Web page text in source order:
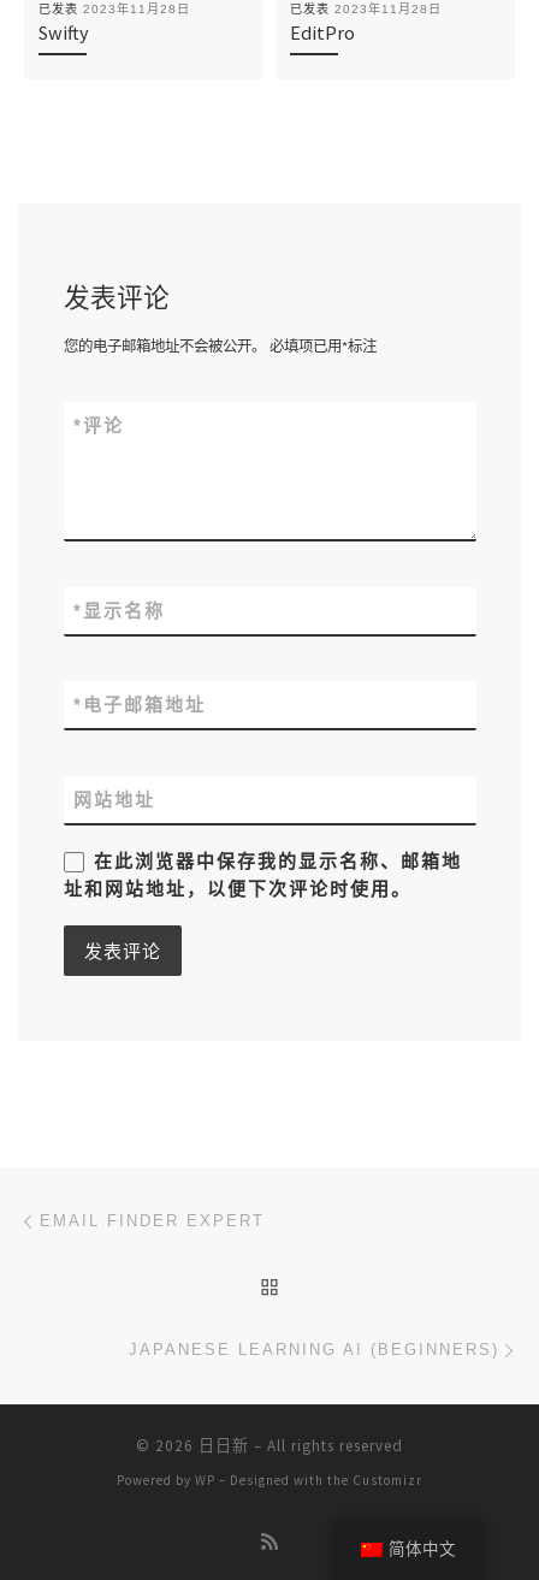
已发表 2023年11月28日
Swifty
已发表 2023年11月28日
EditPro
发表评论
您的电子邮箱地址不会被公开。 必填项已用*标注
评论
*
显示名称
*
电子邮箱地址
*
网站地址
在此浏览器中保存我的显示名称、邮箱地
址和网站地址，以便下次评论时使用。
文章导航
EMAIL FINDER EXPERT
JAPANESE LEARNING AI (BEGINNERS)
© 2026 日日新 – All rights reserved
Powered by WP – Designed with the Customizr
简体中文